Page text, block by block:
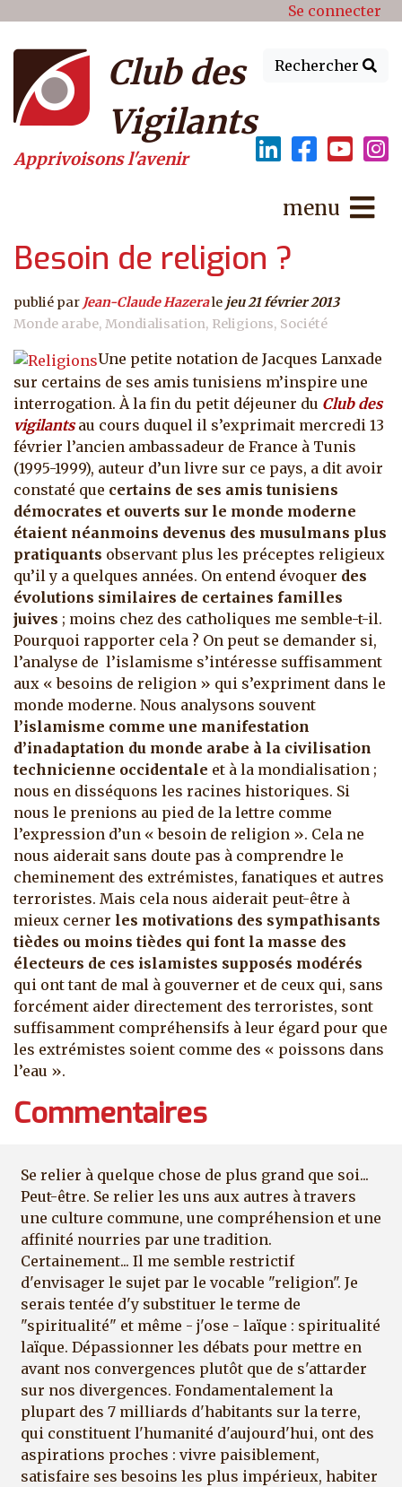
Menu du compte de Se connecter
Rechercher
Club des
Vigilants
Apprivoisons l'avenir
menu
Besoin de religion ?
publié par Jean-Claude Hazerale jeu 21 février 2013
Monde arabe Mondialisation Religions Société
Une petite notation de Jacques Lanxade
sur certains de ses amis tunisiens m’inspire une
interrogation. À la fin du petit déjeuner du Club des
vigilantsau cours duquel il s’exprimait mercredi 13
février l’ancien ambassadeur de France à Tunis
(1995-1999), auteur d’un livre sur ce pays, a dit avoir
constaté que certains de ses amis tunisiens
démocrates et ouverts sur le monde moderne
étaient néanmoins devenus des musulmans plus
pratiquants observant plus les préceptes religieux
qu’il y a quelques années. On entend évoquer des
évolutions similaires de certaines familles
juives ; moins chez des catholiques me semble-t-il.
Pourquoi rapporter cela ? On peut se demander si,
l’analyse de l’islamisme s’intéresse suffisamment
aux « besoins de religion » qui s’expriment dans le
monde moderne. Nous analysons souvent
l’islamisme comme une manifestation
d’inadaptation du monde arabe à la civilisation
technicienne occidentale et à la mondialisation ;
nous en disséquons les racines historiques. Si
nous le prenions au pied de la lettre comme
l’expression d’un « besoin de religion ». Cela ne
nous aiderait sans doute pas à comprendre le
cheminement des extrémistes, fanatiques et autres
terroristes. Mais cela nous aiderait peut-être à
mieux cerner les motivations des sympathisants
tièdes ou moins tièdes qui font la masse des
électeurs de ces islamistes supposés modérés
qui ont tant de mal à gouverner et de ceux qui, sans
forcément aider directement des terroristes, sont
suffisamment compréhensifs à leur égard pour que
les extrémistes soient comme des « poissons dans
l’eau ».
Commentaires
Se relier à quelque chose de plus grand que soi...
Peut-être. Se relier les uns aux autres à travers
une culture commune, une compréhension et une
affinité nourries par une tradition.
Certainement... Il me semble restrictif
d'envisager le sujet par le vocable "religion". Je
serais tentée d'y substituer le terme de
"spiritualité" et même - j'ose - laïque : spiritualité
laïque. Dépassionner les débats pour mettre en
avant nos convergences plutôt que de s'attarder
sur nos divergences. Fondamentalement la
plupart des 7 milliards d'habitants sur la terre,
qui constituent l'humanité d'aujourd'hui, ont des
aspirations proches : vivre paisiblement,
satisfaire ses besoins les plus impérieux, habiter